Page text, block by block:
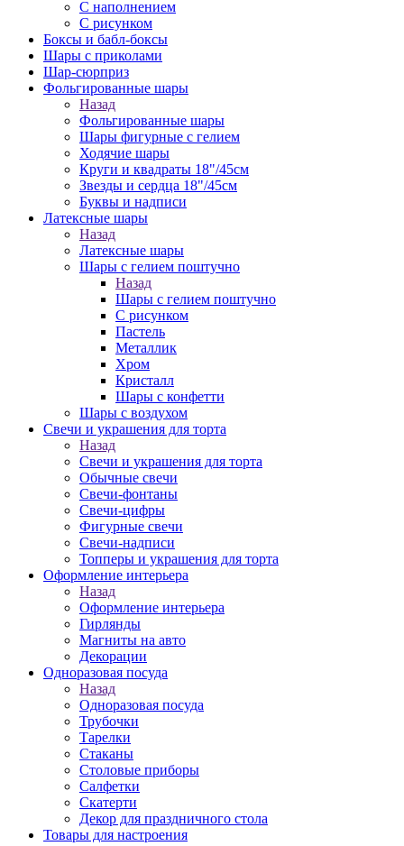
С наполнением
С рисунком
Боксы и бабл-боксы
Шары с приколами
Шар-сюрприз
Фольгированные шары
Назад
Фольгированные шары
Шары фигурные с гелием
Ходячие шары
Круги и квадраты 18"/45см
Звезды и сердца 18"/45см
Буквы и надписи
Латексные шары
Назад
Латексные шары
Шары с гелием поштучно
Назад
Шары с гелием поштучно
С рисунком
Пастель
Металлик
Хром
Кристалл
Шары с конфетти
Шары с воздухом
Свечи и украшения для торта
Назад
Свечи и украшения для торта
Обычные свечи
Свечи-фонтаны
Свечи-цифры
Фигурные свечи
Свечи-надписи
Топперы и украшения для торта
Оформление интерьера
Назад
Оформление интерьера
Гирлянды
Магниты на авто
Декорации
Одноразовая посуда
Назад
Одноразовая посуда
Трубочки
Тарелки
Стаканы
Столовые приборы
Салфетки
Скатерти
Декор для праздничного стола
Товары для настроения